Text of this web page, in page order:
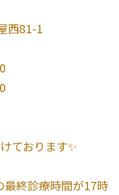
西81-1
ております✨
最終診療時間が17時